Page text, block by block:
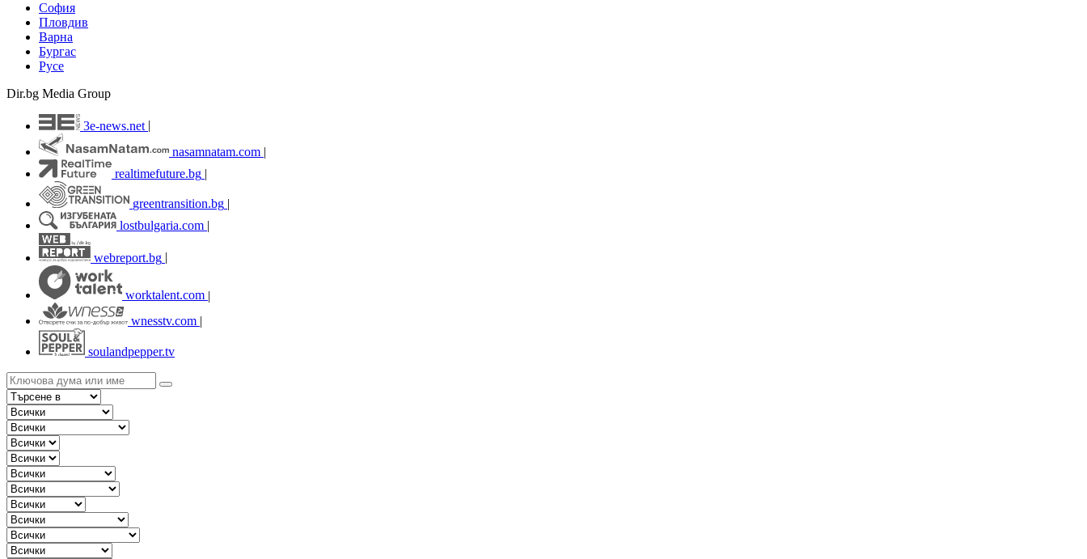
София
Пловдив
Варна
Бургас
Русе
Dir.bg Media Group
3e-news.net
nasamnatam.com |
realtimefuture.bg |
greentransition.bg |
lostbulgaria.com |
webreport.bg
worktalent.com |
wnesstv.com |
soulandpepper.tv